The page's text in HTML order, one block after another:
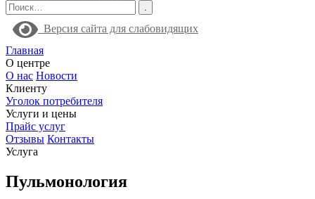
Версия сайта для слабовидящих
Главная
О центре
О нас Новости
Клиенту
Уголок потребителя
Услуги и цены
Прайс услуг
Отзывы Контакты
Услуга
Пульмонология